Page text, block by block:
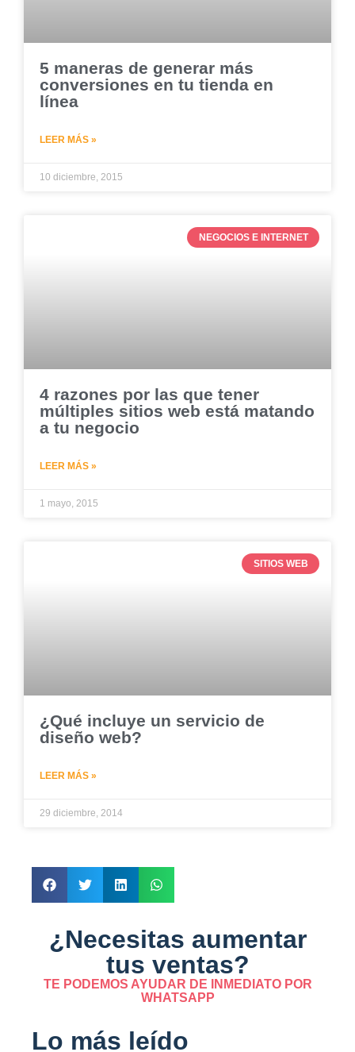
5 maneras de generar más
conversiones en tu tienda en
línea
LEER MÁS »
10 diciembre, 2015
NEGOCIOS E INTERNET
4 razones por las que tener
múltiples sitios web está matando
a tu negocio
LEER MÁS »
1 mayo, 2015
SITIOS WEB
¿Qué incluye un servicio de
diseño web?
LEER MÁS »
29 diciembre, 2014
¿Necesitas aumentar
tus ventas?
TE PODEMOS AYUDAR DE INMEDIATO POR
WHATSAPP
Lo más leído